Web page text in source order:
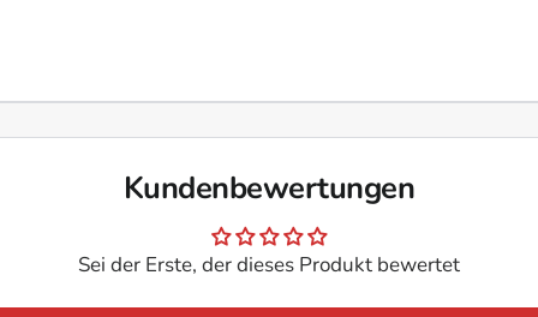
Felgenversiegelung, um die Oberfläche vor neuen
Kundenbewertungen
Sei der Erste, der dieses Produkt bewertet